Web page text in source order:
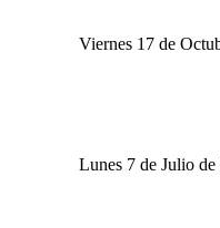
Viernes 17 de
Lunes 7 de Julio de